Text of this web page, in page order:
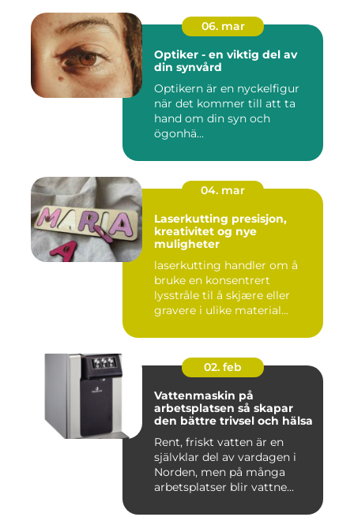
06. mar
Optiker - en viktig del av
din synvård
Optikern är en nyckelfigur
när det kommer till att ta
hand om din syn och
ögonhä...
04. mar
Laserkutting presisjon,
kreativitet og nye
muligheter
laserkutting handler om å
bruke en konsentrert
lysstråle til å skjære eller
gravere i ulike material...
02. feb
Vattenmaskin på
arbetsplatsen så skapar
den bättre trivsel och hälsa
Rent, friskt vatten är en
självklar del av vardagen i
Norden, men på många
arbetsplatser blir vattne...